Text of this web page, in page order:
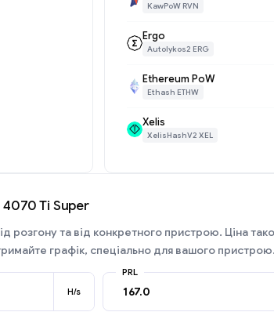
KawPoW RVN
Ergo
Autolykos2 ERG
Ethereum PoW
Ethash ETHW
Xelis
XelisHashV2 XEL
4070 Ti Super
розгону та від конкретного пристрою. Ціна
графік, спеціально для вашого
H/s
PRL